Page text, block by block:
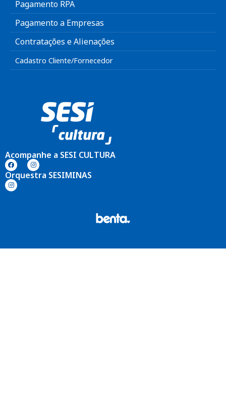
Pagamento RPA
Pagamento a Empresas
Contratações e Alienações
Cadastro Cliente/Fornecedor
Acompanhe a SESI CULTURA
Orquestra SESIMINAS